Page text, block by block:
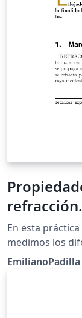
refracción.
En esta
medimos los
hacía cuando
EmilianoPadilla